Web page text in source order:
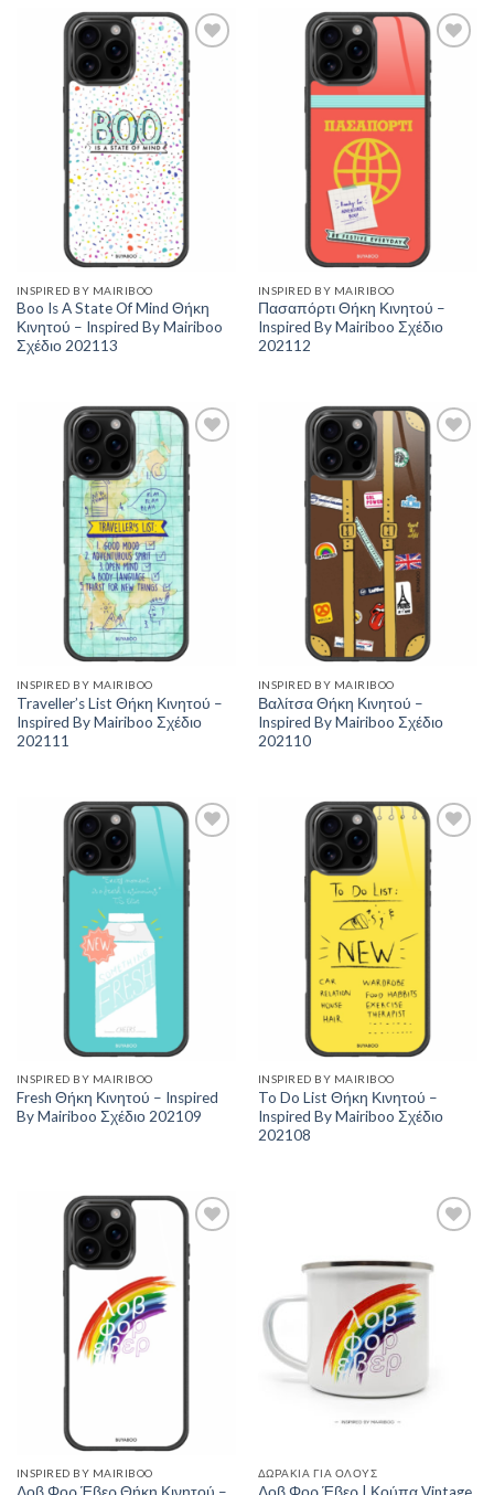
Add to
Wishlist
INSPIRED BY MAIRIBOO
Boo Is A State Of Mind Θήκη
Κινητού – Inspired By Mairiboo
Σχέδιο 202113
Add to
Wishlist
INSPIRED BY MAIRIBOO
Πασαπόρτι Θήκη Κινητού –
Inspired By Mairiboo Σχέδιο
202112
Add to
Wishlist
INSPIRED BY MAIRIBOO
Traveller’s List Θήκη Κινητού –
Inspired By Mairiboo Σχέδιο
202111
Add to
Wishlist
INSPIRED BY MAIRIBOO
Βαλίτσα Θήκη Κινητού –
Inspired By Mairiboo Σχέδιο
202110
Add to
Wishlist
INSPIRED BY MAIRIBOO
Fresh Θήκη Κινητού – Inspired
By Mairiboo Σχέδιο 202109
Add to
Wishlist
INSPIRED BY MAIRIBOO
To Do List Θήκη Κινητού –
Inspired By Mairiboo Σχέδιο
202108
Add to
Wishlist
INSPIRED BY MAIRIBOO
Wishlist
ΔΩΡΆΚΙΑ ΓΙΑ ΌΛΟΥΣ